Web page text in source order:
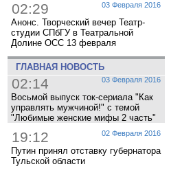
03 Февраля 2016
02:29
Анонс. Творческий вечер Театр-
студии СПбГУ в Театральной
Долине ОСС 13 февраля
ГЛАВНАЯ НОВОСТЬ
03 Февраля 2016
02:14
Восьмой выпуск ток-сериала "Как
управлять мужчиной!" с темой
"Любимые женские мифы 2 часть"
02 Февраля 2016
19:12
Путин принял отставку губернатора
Тульской области